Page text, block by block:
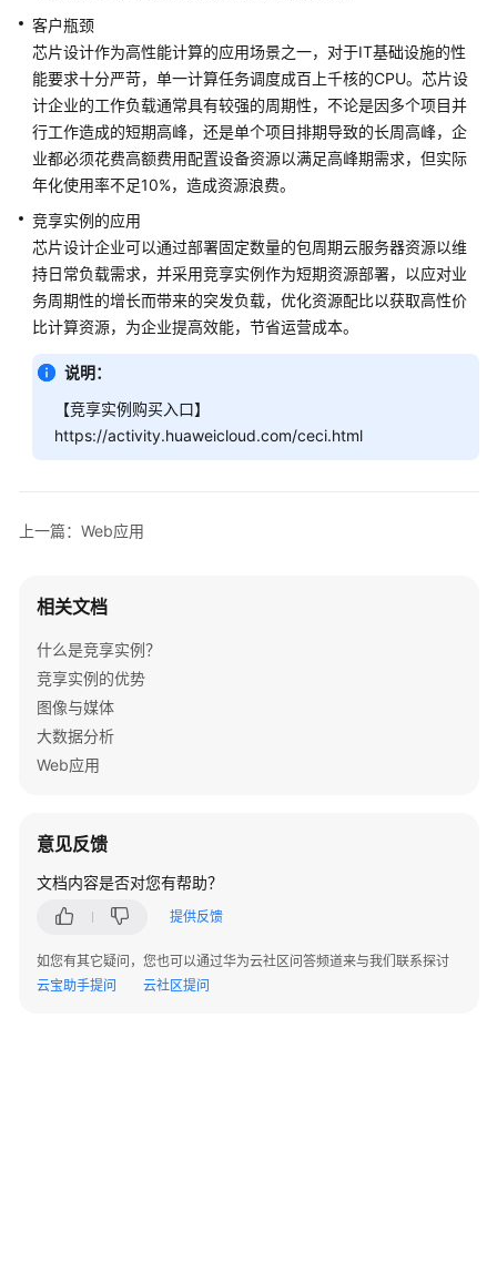
用
户
指
南
文
下
载
通
用
参
语
任
担
云
务
等
议
书
资
客户瓶颈
芯片设计作为高性能计算的应用场景之一，对于IT基础设施的性
能要求十分严苛，单一计算任务调度成百上千核的CPU。芯片设
计企业的工作负载通常具有较强的周期性，不论是因多个项目并
行工作造成的短期高峰，还是单个项目排期导致的长周高峰，企
业都必须花费高额费用配置设备资源以满足高峰期需求，但实际
年化使用率不足10%，造成资源浪费。
竞享实例的应用
芯片设计企业可以通过部署固定数量的包周期云服务器资源以维
持日常负载需求，并采用竞享实例作为短期资源部署，以应对业
务周期性的增长而带来的突发负载，优化资源配比以获取高性价
比计算资源，为企业提高效能，节省运营成本。
说明：
【竞享实例购买入口】
https://activity.huaweicloud.com/ceci.html
上一篇：Web应用
相关文档
什么是竞享实例？
竞享实例的优势
图像与媒体
大数据分析
Web应用
意见反馈
文档内容是否对您有帮助？
提供反馈
如您有其它疑问，您也可以通过华为云社区问答频道来与我们联系探讨
云宝助手提问
云社区提问